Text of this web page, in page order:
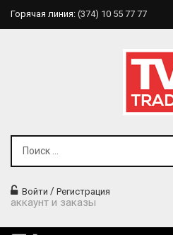
Горячая линия: (374) 10 55 77 77
Войти / Регистрация
аккаунт и заказы